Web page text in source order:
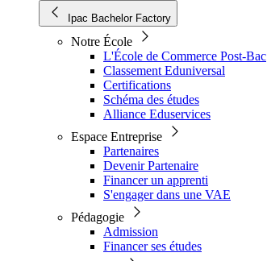
Ipac Bachelor Factory
Notre École
L'École de Commerce Post-Bac
Classement Eduniversal
Certifications
Schéma des études
Alliance Eduservices
Espace Entreprise
Partenaires
Devenir Partenaire
Financer un apprenti
S'engager dans une VAE
Pédagogie
Admission
Financer ses études